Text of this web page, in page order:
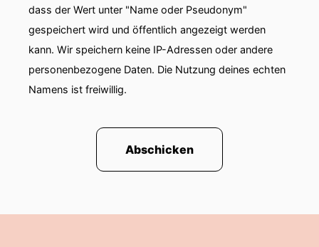
dass der Wert unter "Name oder Pseudonym"
gespeichert wird und öffentlich angezeigt werden
kann. Wir speichern keine IP-Adressen oder andere
personenbezogene Daten. Die Nutzung deines echten
Namens ist freiwillig.
Abschicken